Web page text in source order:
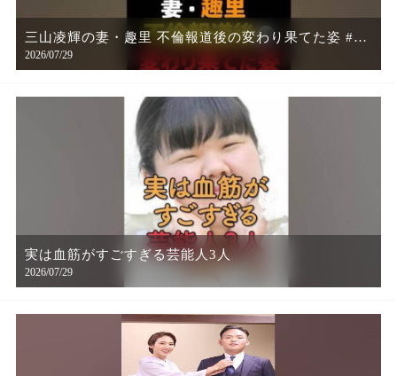
三山凌輝の妻・趣里 不倫報道後の変わり果てた姿 #趣
里 #三山凌輝 #水谷豊 #伊藤蘭 #芸能ニュース
2026/07/29
実は血筋がすごすぎる芸能人3人
2026/07/29